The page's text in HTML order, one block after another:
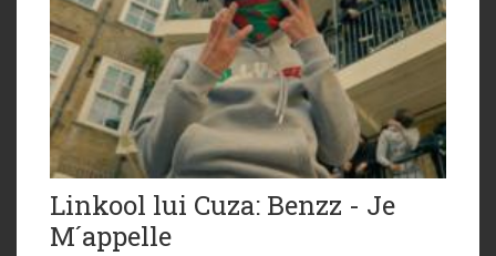
Linkool lui Cuza: Benzz - Je
M´appelle